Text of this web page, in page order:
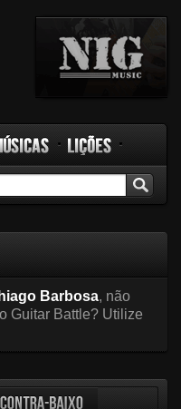
Barbosa, não
Guitar Battle? Utilize